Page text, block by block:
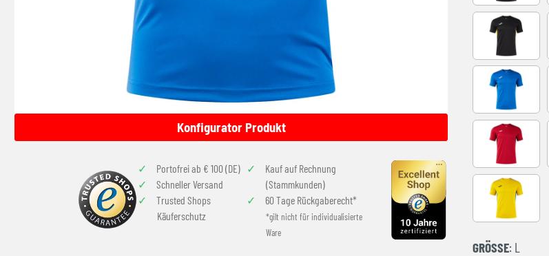
Konfigurator Produkt
Portofrei ab € 100 (DE)
Schneller Versand
Trusted Shops
Käuferschutz
Kauf auf Rechnung
(Stammkunden)
60 Tage Rückgaberecht*
*gilt nicht für individualisierte
Ware
ROYAL-
RED-BLACK
YELLOW-
GRÖSSE : L